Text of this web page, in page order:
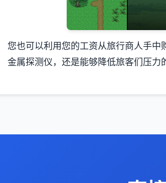
您也可以利用您的工资从旅行商人手
金属探测仪，还是能够降低旅客们压力